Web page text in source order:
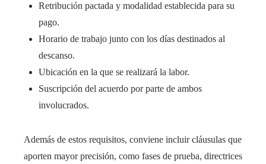
Retribución pactada y modalidad establecida para su
pago.
Horario de trabajo junto con los días destinados al
descanso.
Ubicación en la que se realizará la labor.
Suscripción del acuerdo por parte de ambos
involucrados.
Además de estos requisitos, conviene incluir cláusulas que
aporten mayor precisión, como fases de prueba, directrices